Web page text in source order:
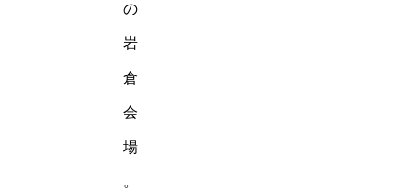
の
岩
倉
会
場
。